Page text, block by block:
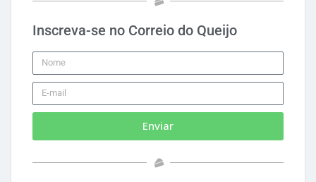
Inscreva-se no Correio do Queijo
Enviar